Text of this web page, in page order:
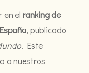
en el ranking de
, publicado
. Este
a nuestros